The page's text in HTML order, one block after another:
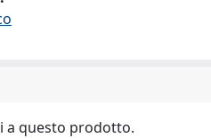
a questo prodotto.